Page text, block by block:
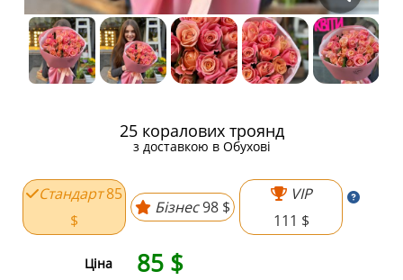
25 коралових троянд
з доставкою в Обухові
Стандарт 85
$
Бізнес98 $
VIP
111 $
Ціна 85 $